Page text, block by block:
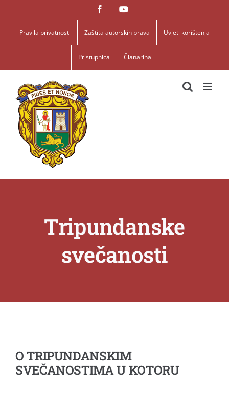
content
FacebookYouTube
Pravila privatnosti Zaštita autorskih prava Uvjeti korištenja
Pristupnica Članarina
Tripundanske
svečanosti
O TRIPUNDANSKIM
SVEČANOSTIMA U KOTORU